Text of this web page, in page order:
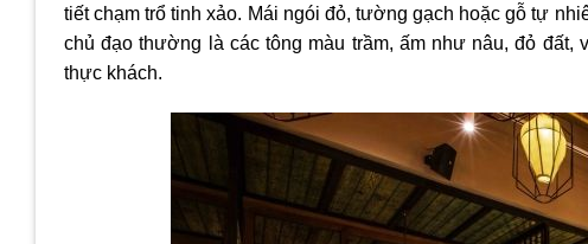
tiết chạm trổ tinh xảo. Mái ngói đỏ, tường gạch hoặc gỗ tự
chủ đạo thường là các tông màu trầm, ấm như nâu, đỏ
thực khách.